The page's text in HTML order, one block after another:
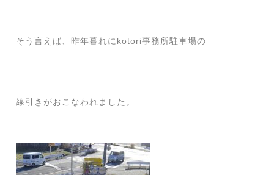
そう言えば、昨年暮れにkotori事務所駐車場の
線引きがおこなわれました。